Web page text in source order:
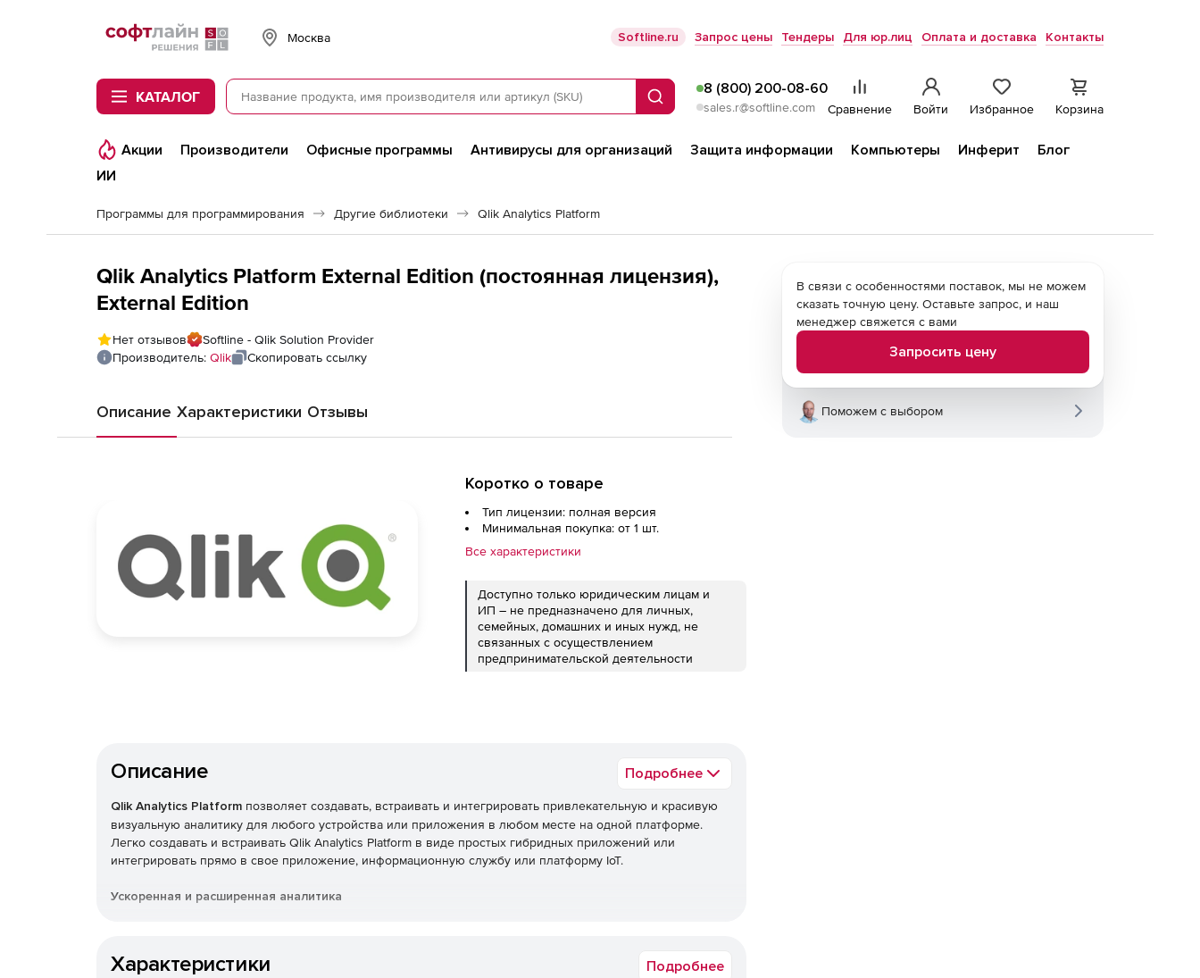
Softline
Москва Softline.ru Запрос цены Тендеры Для юр.лиц Оплата и доставка Контакты
КАТАЛОГ Поиск
8 (800) 200-08-60
sales.r@softline.com Сравнение Войти Избранное Корзина
Акции Производители Офисные программы Антивирусы для организаций Защита информации Компьютеры Инферит
Блог
ИИ
Программы для программирования Другие библиотеки Qlik Analytics Platform
Qlik Analytics Platform External Edition (постоянная лицензия),
External Edition
Нет отзывов
Softline - Qlik Solution Provider
Производитель: Qlik Скопировать ссылку
Описание Характеристики Отзывы
Коротко о товаре
Тип лицензии: полная версия
Минимальная покупка: от 1 шт.
Все характеристики
Доступно только юридическим лицам и
ИП – не предназначено для личных,
семейных, домашних и иных нужд, не
связанных с осуществлением
предпринимательской деятельности
Описание Подробнее
Qlik Analytics Platform позволяет создавать, встраивать и интегрировать привлекательную и красивую
визуальную аналитику для любого устройства или приложения в любом месте на одной платформе.
Легко создавать и встраивать Qlik Analytics Platform в виде простых гибридных приложений или
интегрировать прямо в свое приложение, информационную службу или платформу IoT.
Ускоренная и расширенная аналитика
Характеристики Подробнее
В связи с особенностями поставок, мы не можем
сказать точную цену. Оставьте запрос, и наш
менеджер свяжется с вами
Запросить цену
Поможем с выбором